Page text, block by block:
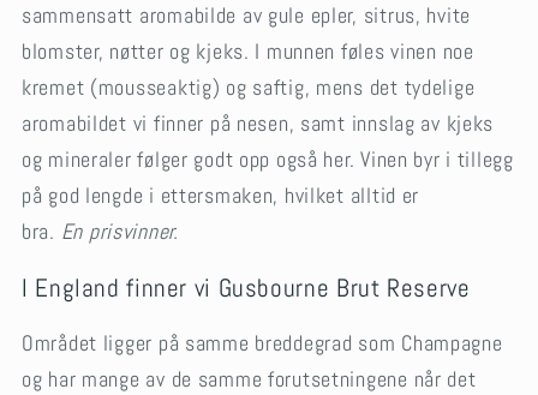
sammensatt aromabilde av gule epler, sitrus, hvite
blomster, nøtter og kjeks. I munnen føles vinen noe
kremet (mousseaktig) og saftig, mens det tydelige
aromabildet vi finner på nesen, samt innslag av kjeks
og mineraler følger godt opp også her. Vinen byr i tillegg
på god lengde i ettersmaken, hvilket alltid er
bra. En prisvinner.
I England finner vi Gusbourne Brut Reserve
Området ligger på samme breddegrad som Champagne
og har mange av de samme forutsetningene når det